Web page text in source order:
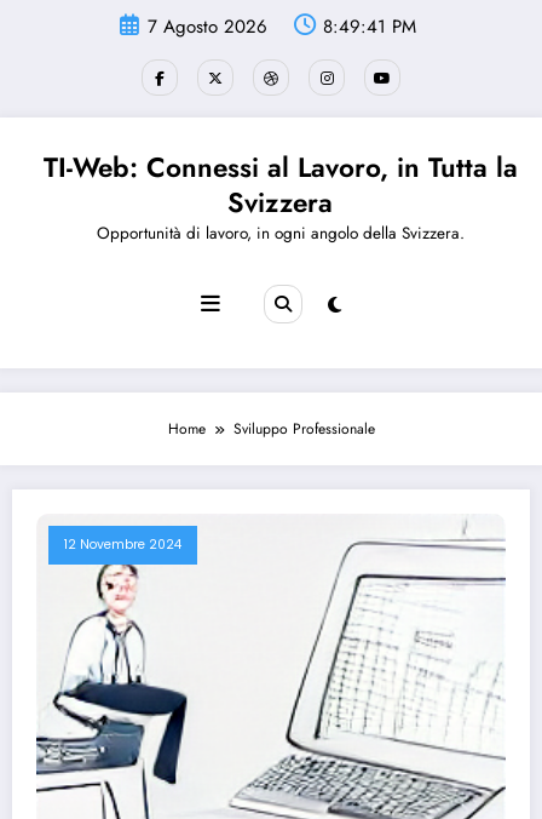
7 Agosto 2026 8:49:42 PM
TI-Web: Connessi al Lavoro, in Tutta la
Svizzera
Opportunità di lavoro, in ogni angolo della Svizzera.
Home Sviluppo Professionale
12 Novembre 2024